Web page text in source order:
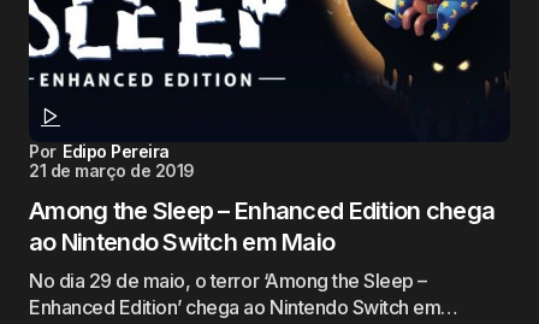
Por Edipo Pereira
21 de março de 2019
Among the Sleep – Enhanced Edition chega
ao Nintendo Switch em Maio
No dia 29 de maio, o terror ‘Among the Sleep –
Enhanced Edition’ chega ao Nintendo Switch em…